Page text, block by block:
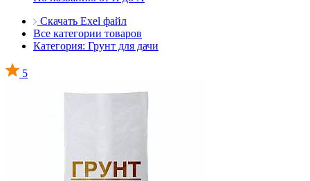
Скачать Exel файл
Все категории товаров
Категория: Грунт для дачи
5